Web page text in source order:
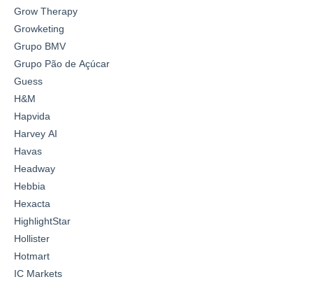
Grow Therapy
Growketing
Grupo BMV
Grupo Pão de Açúcar
Guess
H&M
Hapvida
Harvey AI
Havas
Headway
Hebbia
Hexacta
HighlightStar
Hollister
Hotmart
IC Markets